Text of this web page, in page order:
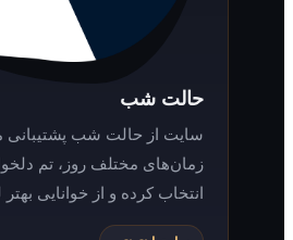
حالت شب
سایت از حالت شب پشتیبانی می‌کند؛ در
زمان‌های مختلف روز، تم دلخواه خود را
انتخاب کرده و از خوانایی بهتر لذت ببرید.